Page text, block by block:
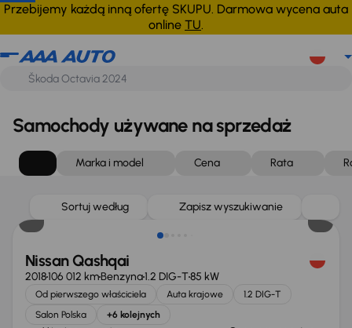
Przebijemy każdą inną ofertę SKUPU. Darmowa wycena auta
online TU.
Samochody używane na sprzedaż
Marka i model Cena Rata
Sortuj według Zapisz wyszukiwanie
Nissan Qashqai
2018106 012 kmBenzyna1.2 DIG-T85 kW
Od pierwszego właściciela Auta krajowe
1.2 DIG-T
Salon Polska
+6 kolejnych